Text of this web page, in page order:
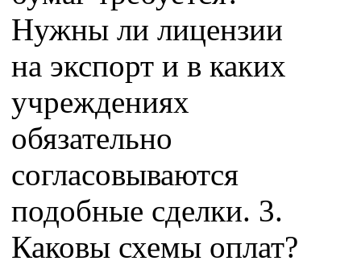
Нужны ли лицензии
на экспорт и в каких
учреждениях
обязательно
согласовываются
подобные сделки. 3.
Каковы схемы оплат?